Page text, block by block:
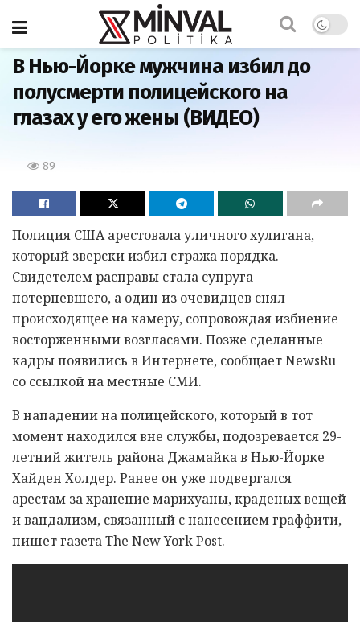
Главная
В Нью-Йорке мужчина избил до
полусмерти полицейского на
глазах у его жены (ВИДЕО)
89
Полиция США арестовала уличного хулигана,
который зверски избил стража порядка.
Свидетелем расправы стала супруга
потерпевшего, а один из очевидцев снял
происходящее на камеру, сопровождая избиение
восторженными возгласами. Позже сделанные
кадры появились в Интернете, сообщает NewsRu
со ссылкой на местные СМИ.
В нападении на полицейского, который в тот
момент находился вне службы, подозревается 29-
летний житель района Джамайка в Нью-Йорке
Хайден Холдер. Ранее он уже подвергался
арестам за хранение марихуаны, краденых вещей
и вандализм, связанный с нанесением граффити,
пишет газета The New York Post.